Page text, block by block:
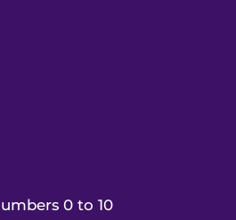
Numbers 0 to 10